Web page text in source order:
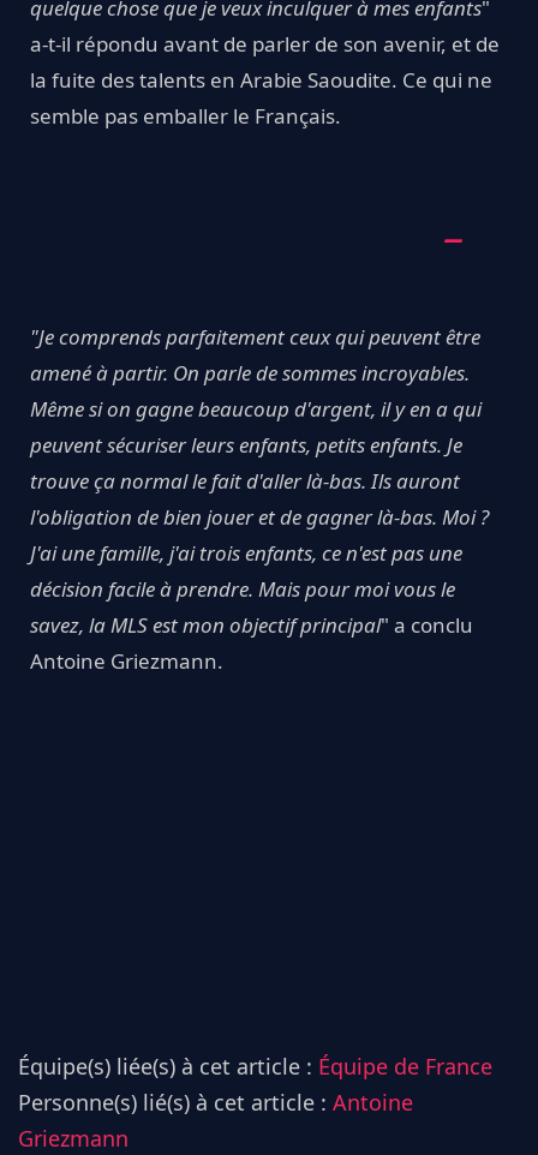
quelque chose que je veux inculquer à mes enfants"
a-t-il répondu avant de parler de son avenir, et de
la fuite des talents en Arabie Saoudite. Ce qui ne
semble pas emballer le Français.
"Je comprends parfaitement ceux qui peuvent être
amené à partir. On parle de sommes incroyables.
Même si on gagne beaucoup d'argent, il y en a qui
peuvent sécuriser leurs enfants, petits enfants. Je
trouve ça normal le fait d'aller là-bas. Ils auront
l'obligation de bien jouer et de gagner là-bas. Moi ?
J'ai une famille, j'ai trois enfants, ce n'est pas une
décision facile à prendre. Mais pour moi vous le
savez, la MLS est mon objectif principal" a conclu
Antoine Griezmann.
Équipe(s) liée(s) à cet article : Équipe de France
Personne(s) lié(s) à cet article : Antoine
Griezmann